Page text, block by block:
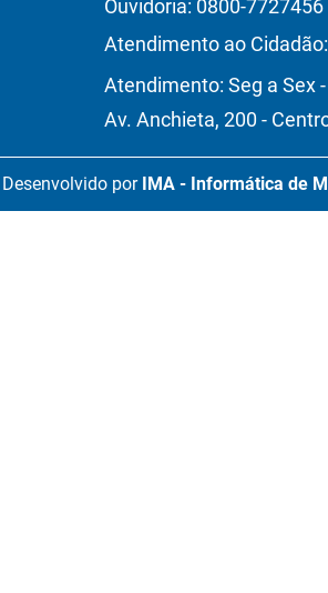
Ouvidoria: 0800-7727456
Atendimento ao
Atendimento: Seg a Sex
Av. Anchieta, 200 -
Desenvolvido por IMA - Informática de